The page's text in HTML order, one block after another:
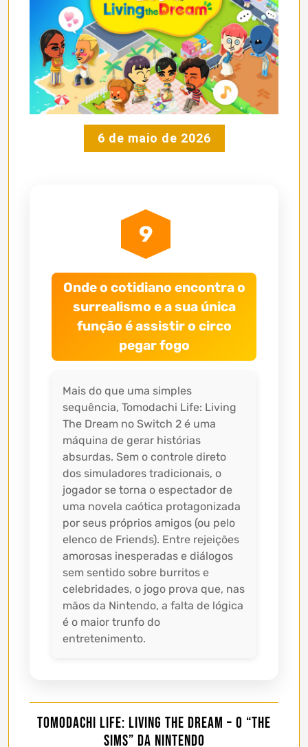
6 de maio de 2026
9
Onde o cotidiano encontra o
surrealismo e a sua única
função é assistir o circo
pegar fogo
Mais do que uma simples
sequência, Tomodachi Life: Living
The Dream no Switch 2 é uma
máquina de gerar histórias
absurdas. Sem o controle direto
dos simuladores tradicionais, o
jogador se torna o espectador de
uma novela caótica protagonizada
por seus próprios amigos (ou pelo
elenco de Friends). Entre rejeições
amorosas inesperadas e diálogos
sem sentido sobre burritos e
celebridades, o jogo prova que, nas
mãos da Nintendo, a falta de lógica
é o maior trunfo do
entretenimento.
Tomodachi Life: Living The Dream – O “The
Sims” da Nintendo